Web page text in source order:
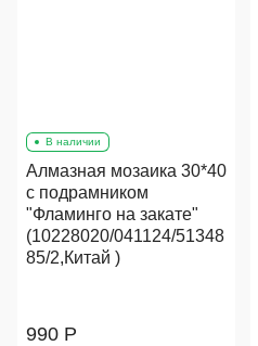
В наличии
Алмазная мозаика 30*40
с подрамником
"Фламинго на закате"
(10228020/041124/51348
85/2,Китай )
990 Р